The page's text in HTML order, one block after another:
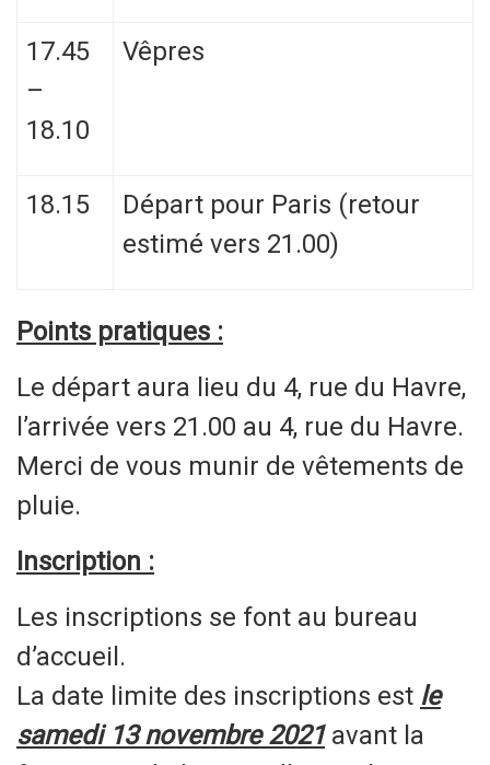
17.45
–
18.10
Vêpres
18.15
Départ pour Paris (retour
estimé vers 21.00)
Points pratiques :
Le départ aura lieu du 4, rue du Havre,
l’arrivée vers 21.00 au 4, rue du Havre.
Merci de vous munir de vêtements de
pluie.
Inscription :
Les inscriptions se font au bureau
d’accueil.
La date limite des inscriptions est le
samedi 13 novembre 2021avant la